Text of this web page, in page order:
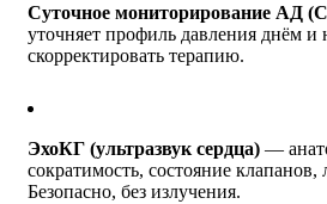
Суточное мониторирование АД
уточняет профиль давления днём и
скорректировать терапию.
ЭхоКГ (ультразвук сердца) —
сократимость, состояние клапанов,
Безопасно, без излучения.